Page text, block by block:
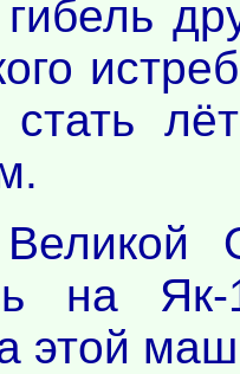
на
этой